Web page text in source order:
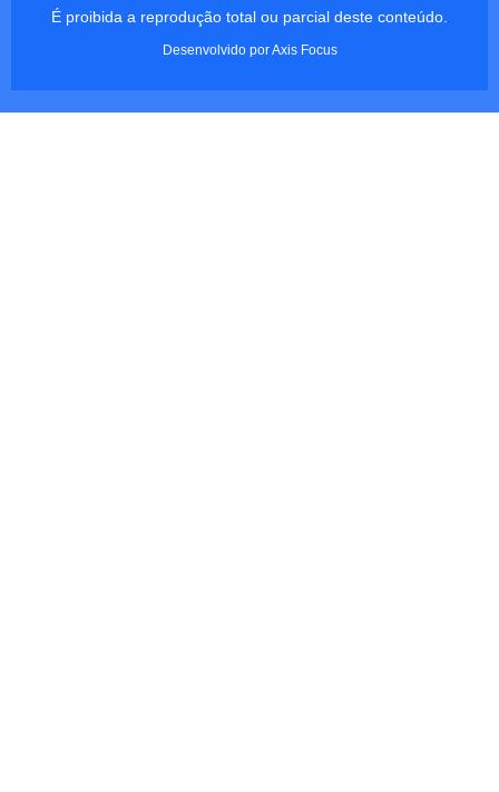
É proibida a reprodução total ou parcial deste conteúdo.
Desenvolvido porAxis Focus